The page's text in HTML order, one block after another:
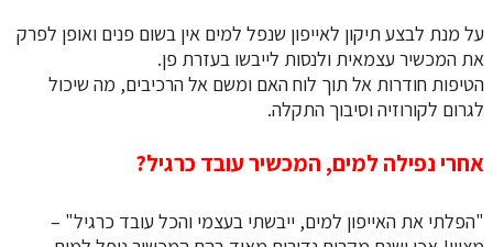
על מנת לבצע תיקון לאייפון שנפל למים אין בשום פנים ואופן לפרק
את המכשיר עצמאית ולנסות לייבשו בעזרת פן.
הטיפות חודרות אל תוך לוח האם ומשם אל הרכיבים, מה שיכול
לגרום לקורוזיה וסיבוך התקלה.
אחרי נפילה למים, המכשיר עובד כרגיל?
"הפלתי את האייפון למים, ייבשתי בעצמי והכל עובד כרגיל" –